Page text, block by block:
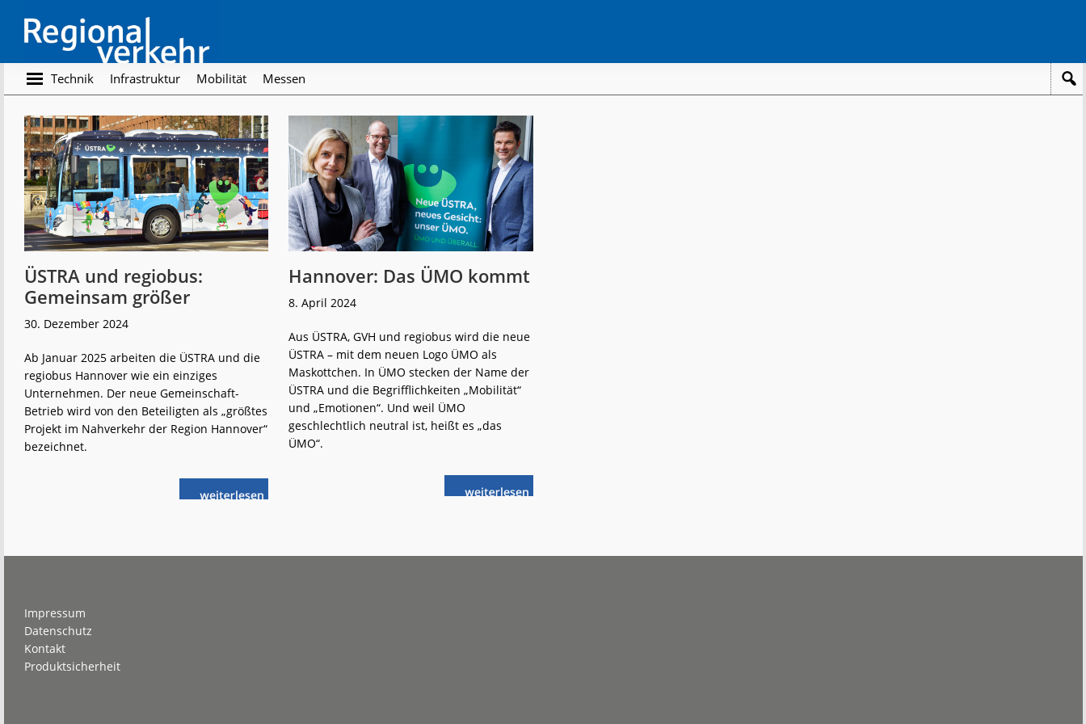
main
content
footer
Regionalverkehr
Die
Fachzeitschrift
den
Öffentlichen
Personennahverkehr
Technik Infrastruktur Mobilität Messen
ÜSTRA und regiobus:
Gemeinsam größer
30. Dezember 2024
Ab Januar 2025 arbeiten die ÜSTRA und die
regiobus Hannover wie ein einziges
Unternehmen. Der neue Gemeinschaft-
Betrieb wird von den Beteiligten als „größtes
Projekt im Nahverkehr der Region Hannover“
bezeichnet.
weiterlese
nÜSTRA
Hannover: Das ÜMO kommt
8. April 2024
Aus ÜSTRA, GVH und regiobus wird die neue
ÜSTRA – mit dem neuen Logo ÜMO als
Maskottchen. In ÜMO stecken der Name der
ÜSTRA und die Begrifflichkeiten „Mobilität“
und „Emotionen“. Und weil ÜMO
geschlechtlich neutral ist, heißt es „das
ÜMO“.
weiterlese
nHannover:
Impressum
Datenschutz
Kontakt
Produktsicherheit